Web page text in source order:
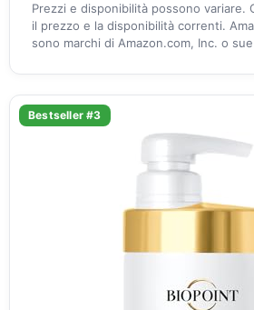
Prezzi e disponibilità possono variare.
il prezzo e la disponibilità correnti.
sono marchi di Amazon.com, Inc. o
Bestseller #3